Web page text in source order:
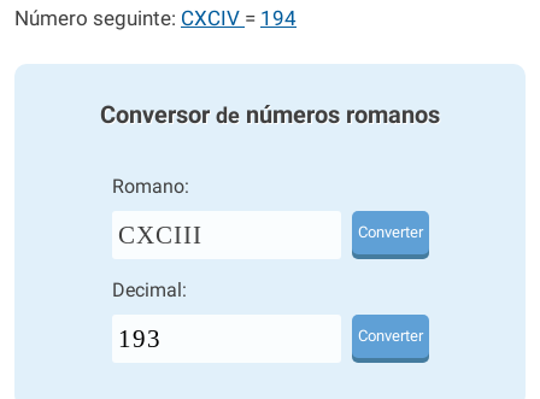
Número seguinte: CXCIV = 194
Conversor de números romanos
Romano:
CXCIII Converter
Decimal:
Converter